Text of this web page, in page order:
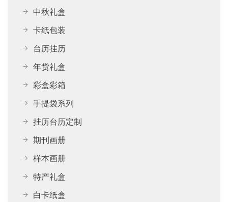
中秋礼盒
卡纸包装
台历挂历
年货礼盒
彩盒彩箱
手提袋系列
挂历台历定制
期刊画册
样本画册
特产礼盒
白卡纸盒